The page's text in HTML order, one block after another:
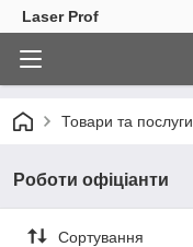
Laser Prof
Товари та послуги
Роботи офіціанти
Сортування